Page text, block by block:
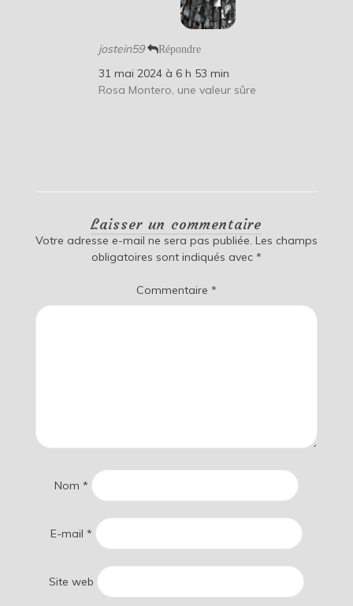
jostein59 Répondre
31 mai 2024 à 6 h 53 min
Rosa Montero, une valeur sûre
Laisser un commentaire
Votre adresse e-mail ne sera pas publiée. Les champs
obligatoires sont indiqués avec *
Commentaire *
Nom *
E-mail *
Site web